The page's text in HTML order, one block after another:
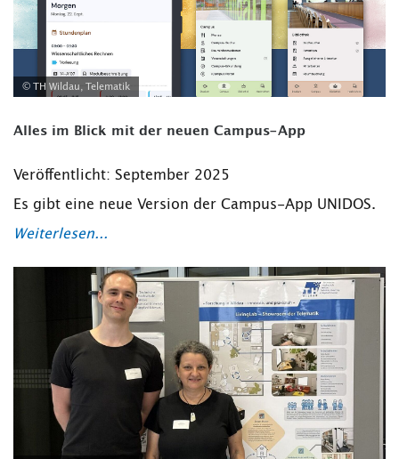
© TH Wildau, Telematik
Alles im Blick mit der neuen Campus-App
Veröffentlicht: September 2025
Es gibt eine neue Version der Campus-App UNIDOS.
Weiterlesen...